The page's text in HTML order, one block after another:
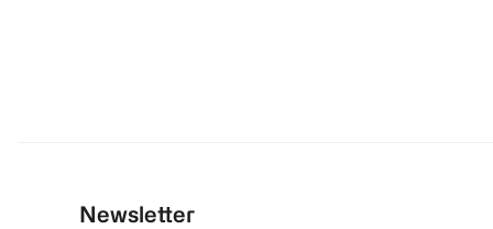
Newsletter